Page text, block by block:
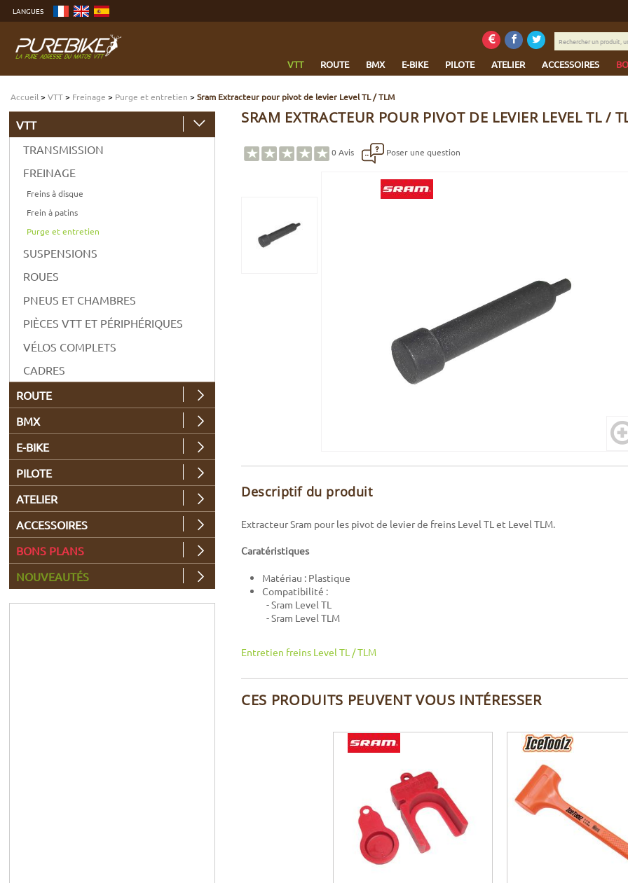
contenu
menu
Aller
LANGUES
VTT ROUTE BMX E-BIKE PILOTE ATELIER ACCESSOIRES
Rechercher
un
une
marque...
Accueil >VTT> Freinage > Purge et entretien >Sram Extracteur pour pivot de levier Level TL / TLM
SRAM EXTRACTEUR POUR PIVOT DE LEVIER LEVEL TL /
0 Avis Poser une question
Descriptif du produit
Extracteur Sram pour les pivot de levier de freins Level TL et Level TLM.
Caratéristiques
Matériau : Plastique
Compatibilité :
- Sram Level TL
- Sram Level TLM
Entretien freins Level TL / TLM
CES PRODUITS PEUVENT VOUS INTÉRESSER
VTT
TRANSMISSION
FREINAGE
Freins à disque
Frein à patins
Purge et entretien
SUSPENSIONS
ROUES
PNEUS ET CHAMBRES
PIÈCES VTT ET PÉRIPHÉRIQUES
VÉLOS COMPLETS
CADRES
ROUTE
BMX
E-BIKE
PILOTE
ATELIER
ACCESSOIRES
BONS PLANS
NOUVEAUTÉS